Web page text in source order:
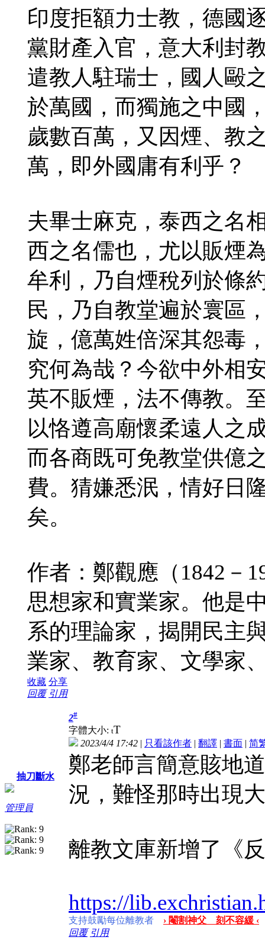
印度拒額力士教，德國
黨財產入官，意大利封
遣教人駐瑞士，國人毆
於萬國，而獨施之中國
歲數百萬，又因煙、教
萬，即外國庸有利乎？
夫畢士麻克，泰西之名
西之名儒也，尤以販煙
牟利，乃自煙稅列於條
民，乃自教堂遍於寰區
旋，億萬姓倍深其怨毒
究何為哉？今欲中外相
英不販煙，法不傳教。
以恪遵高廟懷柔遠人之
而各商既可免教堂供億
費。猜嫌悉泯，情好日
矣。
作者：鄭觀應（1842－
思想家和實業家。他是
系的理論家，揭開民主
業家、教育家、文學家
收藏 分享
回覆 引用
抽刀斷水
管理員
2#
字體大小: tT
2023/4/4 17:42 | 只看該作者 | 翻譯 | 書面 | 简
鄭老師言簡意賅地
況，難怪那時出現
離教文庫新增了《
https://
支持鼓勵每位離教者
› 閹割神父 刻不容緩 ‹
回覆 引用